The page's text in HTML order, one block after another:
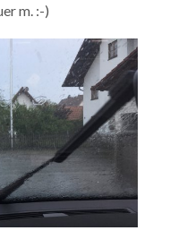
m. :-)